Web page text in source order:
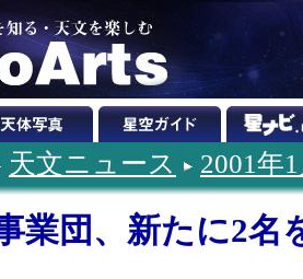
天文ニュース 2001年
業団、新たに2名